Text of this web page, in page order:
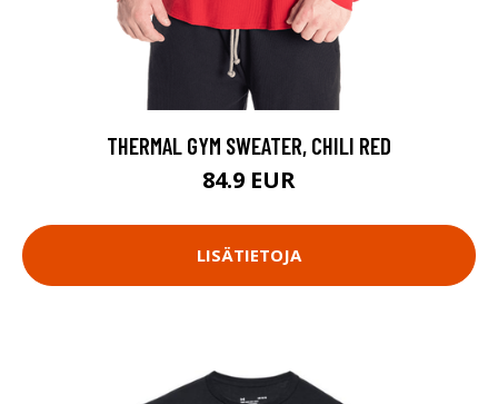
THERMAL GYM SWEATER, CHILI RED
84.9 EUR
LISÄTIETOJA